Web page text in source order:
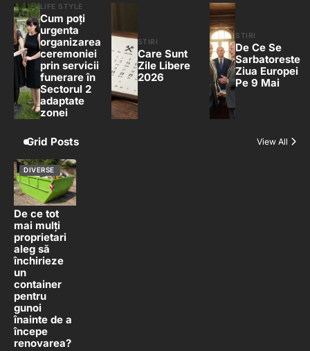
LIFE STYLE
Cum poți
urgenta
organizarea
ceremoniei
prin servicii
funerare în
Sectorul 2
adaptate
zonei
STIRI
Care Sunt
Zile Libere
2026
STIRI
De Ce Se
Sarbatoreste
Ziua Europei
Pe 9 Mai
Grid Posts View All
DIVERSE
De ce tot
mai mulți
proprietari
aleg să
închirieze
un
container
pentru
gunoi
înainte de a
începe
renovarea?